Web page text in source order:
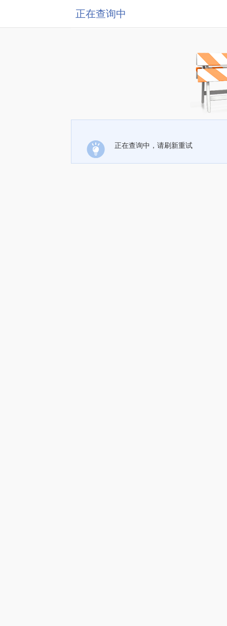
正在查询中
正在查询中，请刷新重试